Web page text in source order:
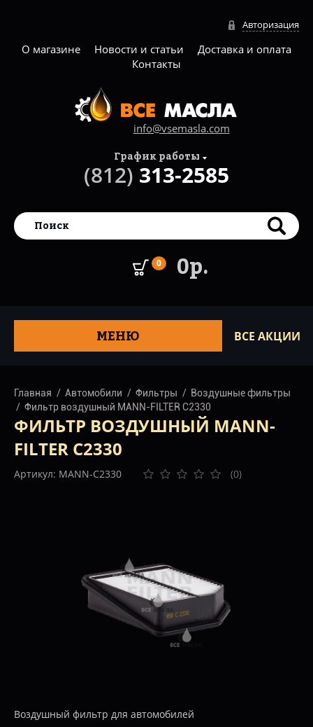
Авторизация
О магазине Новости и статьи
Доставка и оплата
Контакты
info@vsemasla.com
0 0р.
График работы
(812) 313-2585
МЕНЮ ВСЕ АКЦИИ
Главная Автомобили Фильтры
Воздушные фильтры
Фильтр воздушный MANN-FILTER C2330
ФИЛЬТР ВОЗДУШНЫЙ MANN-
FILTER C2330
Артикул: MANN-C2330 (0)
Воздушный фильтр для автомобилей